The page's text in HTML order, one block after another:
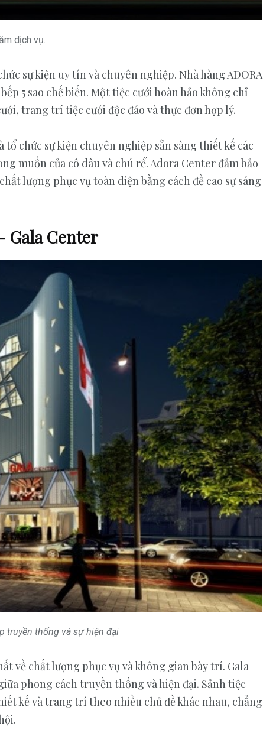
dịch vụ.
sự kiện uy tín và chuyên nghiệp. Nhà hàng ADORA
5 sao chế biến. Một tiệc cưới hoàn hảo không chỉ
trang trí tiệc cưới độc đáo và thực đơn hợp lý.
chức sự kiện chuyên nghiệp sẵn sàng thiết kế các
muốn của cô dâu và chú rể. Adora Center đảm bảo
lượng phục vụ toàn diện bằng cách đề cao sự sáng
Gala Center
truyền thống và sự hiện đại
về chất lượng phục vụ và không gian bày trí. Gala
phong cách truyền thống và hiện đại. Sảnh tiệc
kế và trang trí theo nhiều chủ đề khác nhau, chẳng